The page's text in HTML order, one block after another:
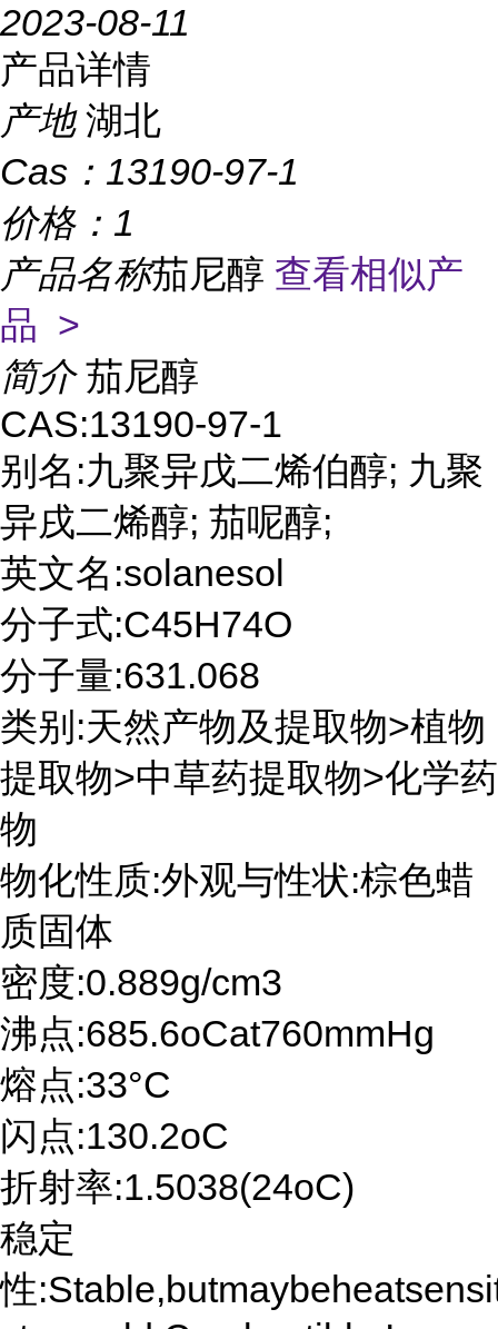
2023-08-11
产品详情
产地 湖北
Cas： 13190-97-1
价格： 1
产品名称茄尼醇 查看相似产
品 >
简介 茄尼醇
CAS:13190-97-1
别名:九聚异戊二烯伯醇; 九聚
异戌二烯醇; 茄呢醇;
英文名:solanesol
分子式:C45H74O
分子量:631.068
类别:天然产物及提取物>植物
提取物>中草药提取物>化学药
物
物化性质:外观与性状:棕色蜡
质固体
密度:0.889g/cm3
沸点:685.6oCat760mmHg
熔点:33°C
闪点:130.2oC
折射率:1.5038(24oC)
稳定
性